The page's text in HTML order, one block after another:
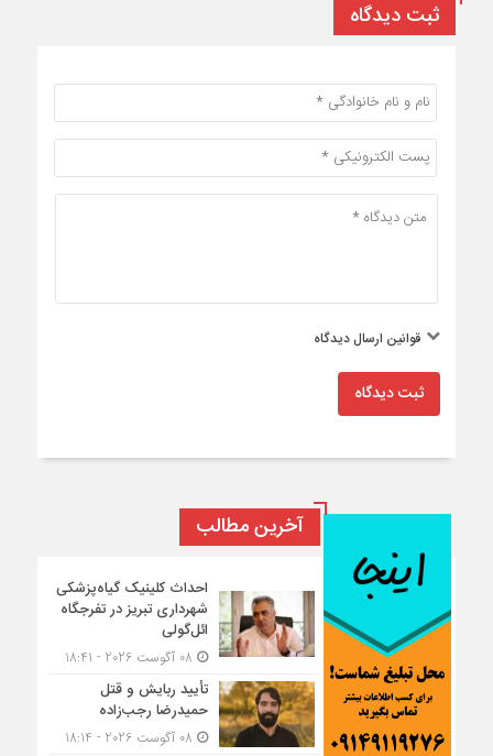
ثبت دیدگاه
قوانین ارسال دیدگاه
ثبت دیدگاه
آخرین مطالب
احداث کلینیک گیاه‌پزشکی
شهرداری تبریز در تفرجگاه
ائل‌گولی
تأیید ربایش و قتل
حمیدرضا رجب‌زاده